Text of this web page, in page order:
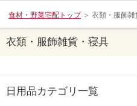
食材・野菜宅配トップ＞衣類・服飾
衣類・服飾雑貨・寝具
日用品カテゴリ一覧